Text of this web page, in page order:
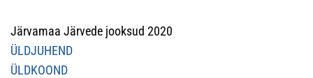
Järvamaa Järvede jooksud 2020
ÜLDJUHEND
ÜLDKOOND